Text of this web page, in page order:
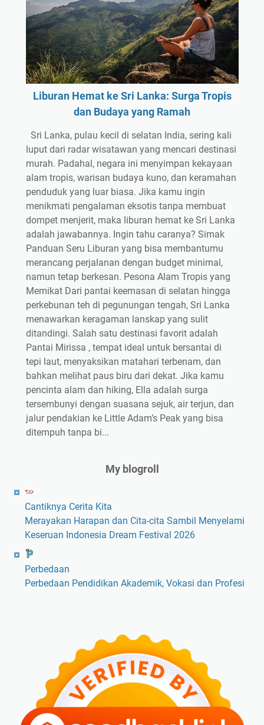
Liburan Hemat ke Sri Lanka: Surga Tropis
dan Budaya yang Ramah
Sri Lanka, pulau kecil di selatan India, sering kali
luput dari radar wisatawan yang mencari destinasi
murah. Padahal, negara ini menyimpan kekayaan
alam tropis, warisan budaya kuno, dan keramahan
penduduk yang luar biasa. Jika kamu ingin
menikmati pengalaman eksotis tanpa membuat
dompet menjerit, maka liburan hemat ke Sri Lanka
adalah jawabannya. Ingin tahu caranya? Simak
Panduan Seru Liburan yang bisa membantumu
merancang perjalanan dengan budget minimal,
namun tetap berkesan. Pesona Alam Tropis yang
Memikat Dari pantai keemasan di selatan hingga
perkebunan teh di pegunungan tengah, Sri Lanka
menawarkan keragaman lanskap yang sulit
ditandingi. Salah satu destinasi favorit adalah
Pantai Mirissa , tempat ideal untuk bersantai di
tepi laut, menyaksikan matahari terbenam, dan
bahkan melihat paus biru dari dekat. Jika kamu
pencinta alam dan hiking, Ella adalah surga
tersembunyi dengan suasana sejuk, air terjun, dan
jalur pendakian ke Little Adam’s Peak yang bisa
ditempuh tanpa bi...
My blogroll
Cantiknya Cerita Kita
Merayakan Harapan dan Cita-cita Sambil Menyelami
Keseruan Indonesia Dream Festival 2026
Perbedaan
Perbedaan Pendidikan Akademik, Vokasi dan Profesi